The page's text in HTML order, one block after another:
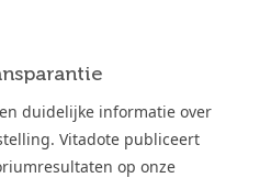
duidelijke informatie over
Vitadote publiceert
op onze